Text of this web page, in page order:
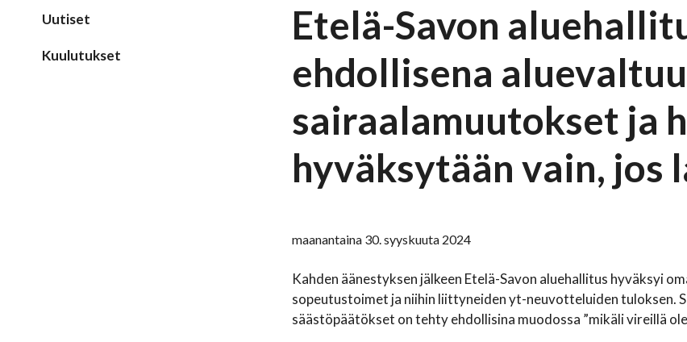
Uutiset
Kuulutukset
Etelä-Savon
ehdollisena
sairaalamuutokset ja
hyväksytään vain, jos
maanantaina 30. syyskuuta 2024
Kahden äänestyksen jälkeen Etelä-Savon aluehallitus hyväksyi
sopeutustoimet ja niihin liittyneiden yt-neuvotteluiden tuloksen.
säästöpäätökset on tehty ehdollisina muodossa ”mikäli vireillä